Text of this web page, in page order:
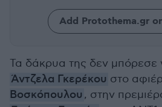
Add Protothema.gr
Τα δάκρυα της δεν μπόρεσε
Άντζελα Γκερέκου στο
Βοσκόπουλου , στην